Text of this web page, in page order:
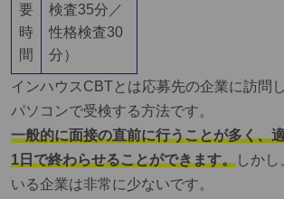
要
時
間
検査35分／
性格検査30
分）
インハウスCBTとは応募先の企業に訪問
パソコンで受検する方法です。
一般的に面接の直前に行うことが多く、
1日で終わらせることができます。しか
いる企業は非常に少ないです。